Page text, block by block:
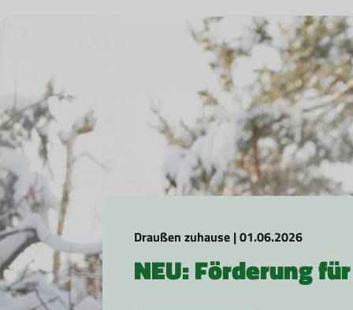
Draußen zuhause | 01.06.2026
NEU: Förderung